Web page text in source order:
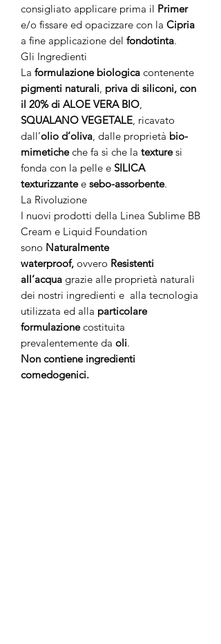
consigliato applicare prima il Primer
e/o fissare ed opacizzare con la Cipria
a fine applicazione del fondotinta.
Gli Ingredienti
La formulazione biologica contenente
pigmenti naturali priva di siliconi, con
il 20% di ALOE VERA BIO
SQUALANO VEGETALE , ricavato
dall’olio d’oliva , dalle proprietà bio-
mimeticheche fa sì che la texturesi
fonda con la pelle e SILICA
texturizzantee sebo-assorbente.
La Rivoluzione
I nuovi prodotti della Linea Sublime BB
Cream e Liquid Foundation
sono Naturalmente
waterproof, ovvero Resistenti
all’acqua grazie alle proprietà naturali
dei nostri ingredienti e alla tecnologia
utilizzata ed alla particolare
formulazionecostituita
prevalentemente da oli.
Non contiene ingredienti
comedogenici.